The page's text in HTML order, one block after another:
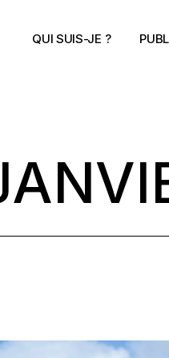
QUI SUIS-JE ?